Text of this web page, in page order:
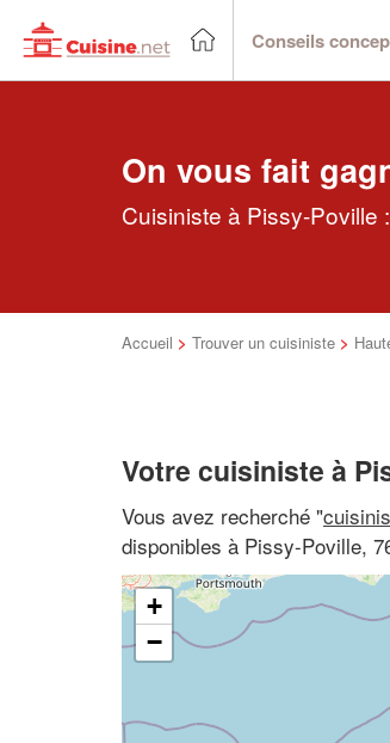
Conseils
On vous fait
Cuisiniste à Pissy-Poville
Accueil > Trouver un cuisiniste >
Votre cuisiniste à
Vous avez recherché "
disponibles à Pissy-Poville,
+
−